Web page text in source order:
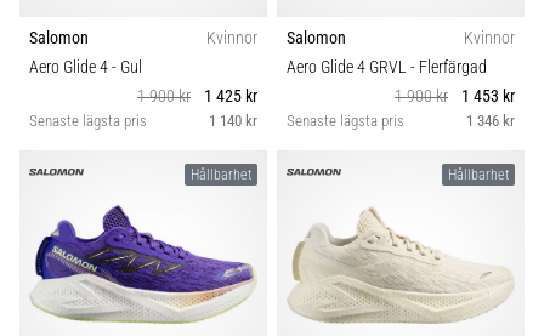
Salomon
Kvinnor
Aero Glide 4- Gul
1 900 kr
1 425 kr
Senaste lägsta pris 1 140 kr
Salomon
Kvinnor
Aero Glide 4 GRVL - Flerfärgad
1 900 kr
1 453 kr
Senaste lägsta pris 1 346 kr
Hållbarhet Hållbarhet